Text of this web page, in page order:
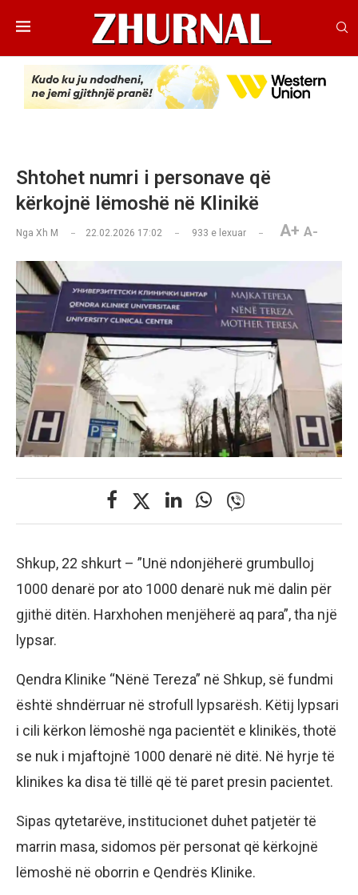
Shtohet numri i personave që
kërkojnë lëmoshë në Klinikë
Nga Xh M 22.02.2026 17:02 933 e lexuar A+ A-
Shkup, 22 shkurt – ”Unë ndonjëherë grumbulloj
1000 denarë por ato 1000 denarë nuk më dalin për
gjithë ditën. Harxhohen menjëherë aq para”, tha një
lypsar.
Qendra Klinike “Nënë Tereza” në Shkup, së fundmi
është shndërruar në strofull lypsarësh. Këtij lypsari
i cili kërkon lëmoshë nga pacientët e klinikës, thotë
se nuk i mjaftojnë 1000 denarë në ditë. Në hyrje të
klinikes ka disa të tillë që të paret presin pacientet.
Sipas qytetarëve, institucionet duhet patjetër të
marrin masa, sidomos për personat që kërkojnë
lëmoshë në oborrin e Qendrës Klinike.